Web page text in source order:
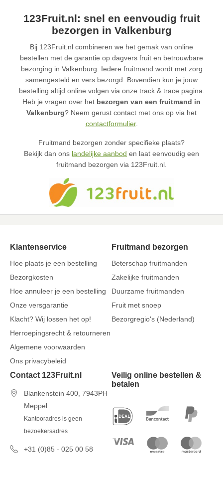
123Fruit.nl: snel en eenvoudig fruit
bezorgen in Valkenburg
Bij 123Fruit.nl combineren we het gemak van online
bestellen met de garantie op dagvers fruit en betrouwbare
bezorging in Valkenburg. Iedere fruitmand wordt met zorg
samengesteld en vers bezorgd. Bovendien kun je jouw
bestelling altijd online volgen via onze track & trace pagina.
Heb je vragen over het bezorgen van een fruitmand in
Valkenburg? Neem gerust contact met ons op via het
contactformulier.
Fruitmand bezorgen zonder specifieke plaats?
Bekijk dan ons landelijke aanbod en laat eenvoudig een
fruitmand bezorgen via 123Fruit.nl.
Klantenservice
Hoe plaats je een bestelling
Bezorgkosten
Hoe annuleer je een bestelling
Onze versgarantie
Klacht? Wij lossen het op!
Herroepingsrecht & retourneren
Algemene voorwaarden
Ons privacybeleid
Fruitmand bezorgen
Beterschap fruitmanden
Zakelijke fruitmanden
Duurzame fruitmanden
Fruit met snoep
Bezorgregio's (Nederland)
Contact 123Fruit.nl
Blankenstein 400, 7943PH
Meppel
Kantooradres is geen
bezoekersadres
+31 (0)85 - 025 00 58
Veilig online bestellen &
betalen